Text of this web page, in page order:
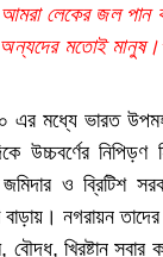
লেকের জল পান
অন্যদের মতোই
ভারত
নিপিড়ণ
ও ব্রিটিশ
বাড়ায়। নগরায়ন
খ্রিষ্টান সবার